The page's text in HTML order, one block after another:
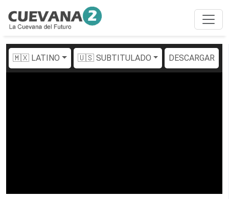
🇲🇽 LATINO 🇺🇸 SUBTITULADO DESCARGAR